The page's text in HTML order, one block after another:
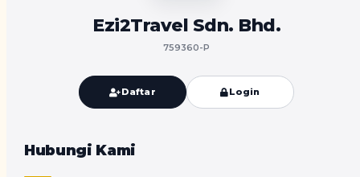
Ezi2Travel Sdn. Bhd.
759360-P
Daftar Login
Hubungi Kami